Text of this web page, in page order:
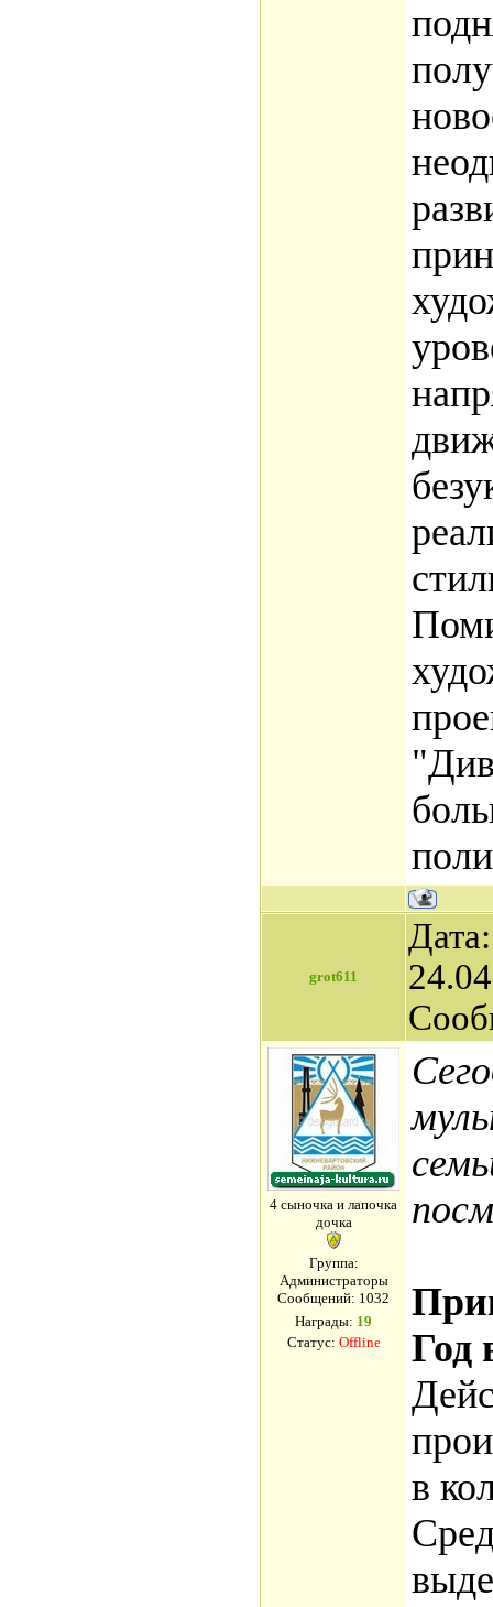
grot611
4 сыночка и лапочка
дочка
Группа:
Администраторы
Сообщений: 1032
Награды: 19
Статус: Offline
Год
в